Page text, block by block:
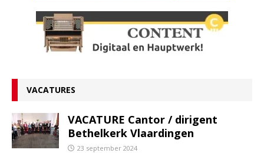
VACATURES
VACATURE Cantor / dirigent
Bethelkerk Vlaardingen
23 september 2024